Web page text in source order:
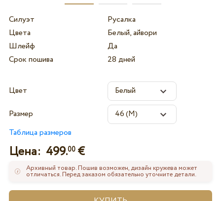
Силуэт
Русалка
Цвета
Белый, айвори
Шлейф
Да
Срок пошива
28 дней
Цвет
Размер
Таблица размеров
Цена: 499.00€
Архивный товар. Пошив возможен, дизайн кружева может
отличаться. Перед заказом обязательно уточните детали.